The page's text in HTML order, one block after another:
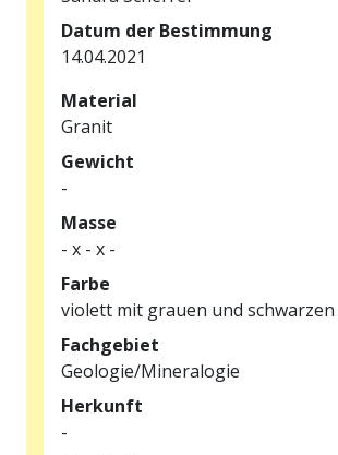
Datum der Bestimmung
14.04.2021
Material
Granit
Gewicht
-
Masse
- x - x -
Farbe
violett mit grauen und
Fachgebiet
Geologie/Mineralogie
Herkunft
-